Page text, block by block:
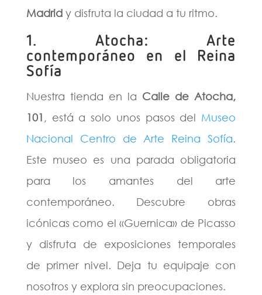
Madridy disfruta la ciudad a tu ritmo.
1. Atocha: Arte
contemporáneo en el Reina
Sofía
Nuestra tienda en la Calle de Atocha,
101 , está a solo unos pasos del Museo
Nacional Centro de Arte Reina Sofía.
Este museo es una parada obligatoria
para los amantes del arte
contemporáneo. Descubre obras
icónicas como el «Guernica» de Picasso
y disfruta de exposiciones temporales
de primer nivel. Deja tu equipaje con
nosotros y explora sin preocupaciones.